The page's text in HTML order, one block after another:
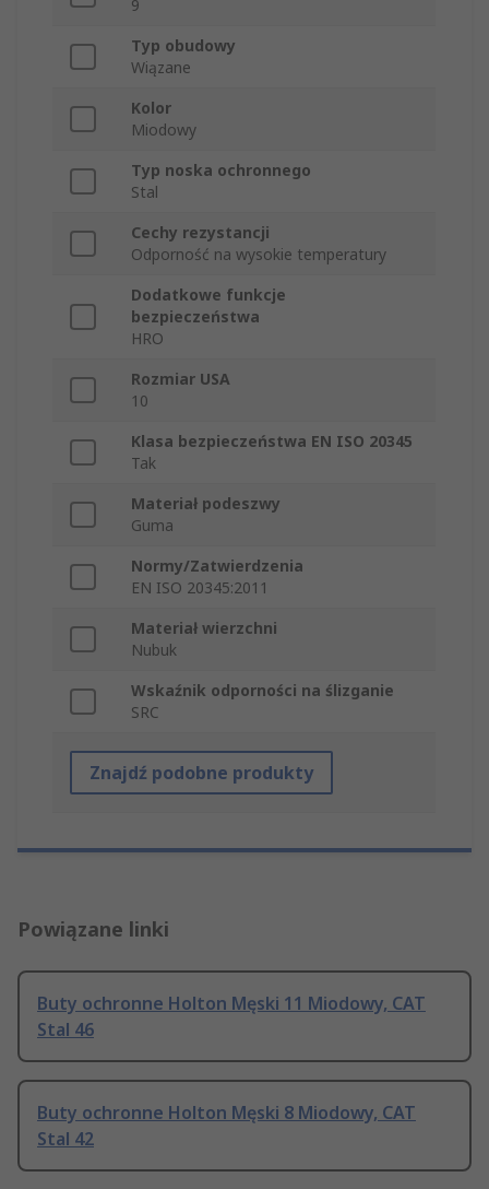
9
Typ obudowy
Wiązane
Kolor
Miodowy
Typ noska ochronnego
Stal
Cechy rezystancji
Odporność na wysokie temperatury
Dodatkowe funkcje
bezpieczeństwa
HRO
Rozmiar USA
10
Klasa bezpieczeństwa EN ISO 20345
Tak
Materiał podeszwy
Guma
Normy/Zatwierdzenia
EN ISO 20345:2011
Materiał wierzchni
Nubuk
Wskaźnik odporności na ślizganie
SRC
Znajdź podobne produkty
Powiązane linki
Buty ochronne Holton Męski 11 Miodowy, CAT
Stal 46
Buty ochronne Holton Męski 8 Miodowy, CAT
Stal 42